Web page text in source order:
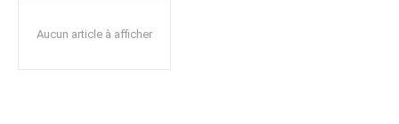
Aucun article à afficher